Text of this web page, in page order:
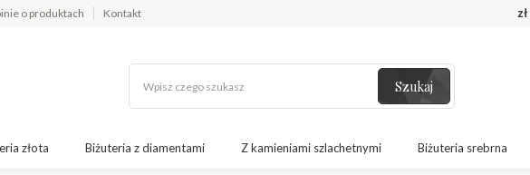
o produktach Kontakt zł
Szukaj
złota Biżuteria z diamentami Z kamieniami szlachetnymi Biżuteria srebrna